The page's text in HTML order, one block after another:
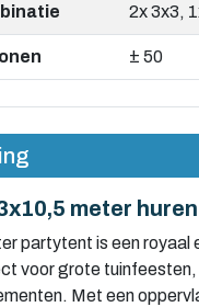
2x 3x3,
± 50
meter huren
partytent is een royaal
voor grote tuinfeesten,
Met een